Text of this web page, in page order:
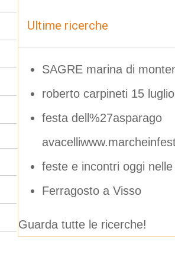
Ultime ricerche
SAGRE marina di
roberto carpineti 15
festa dell%27asparago
feste e incontri oggi
Ferragosto a Visso
Guarda tutte le ricerche!